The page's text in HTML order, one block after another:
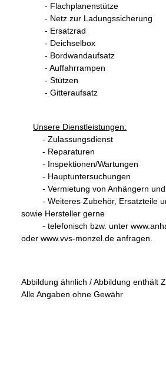
- Flachplanenstütze
- Netz zur Ladungssicherung
- Ersatzrad
- Deichselbox
- Bordwandaufsatz
- Auffahrrampen
- Stützen
- Gitteraufsatz
Unsere Dienstleistungen:
- Zulassungsdienst
- Reparaturen
- Inspektionen/Wartungen
- Hauptuntersuchungen
- Vermietung von Anhängern und
- Weiteres Zubehör, Ersatzteile
sowie Hersteller gerne
- telefonisch bzw. unter
oder www.vvs-monzel.de anfragen.
Abbildung ähnlich / Abbildung enthält
Alle Angaben ohne Gewähr